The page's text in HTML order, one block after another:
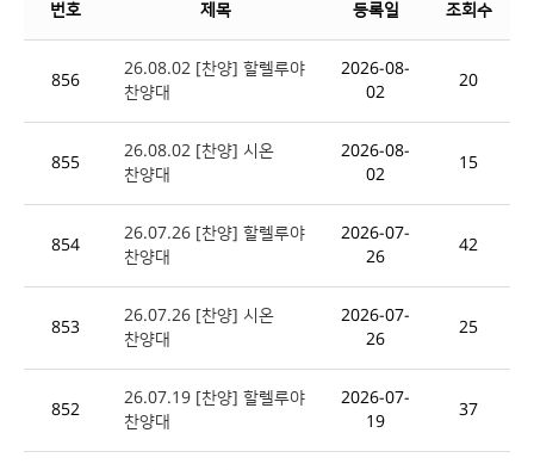
번호 제목 등록일 조회수
856
26.08.02 [찬양] 할렐루야
찬양대
2026-08-
02
20
855
26.08.02 [찬양] 시온
찬양대
2026-08-
02
15
854
26.07.26 [찬양] 할렐루야
찬양대
2026-07-
26
42
853
26.07.26 [찬양] 시온
찬양대
2026-07-
26
25
852
26.07.19 [찬양] 할렐루야
찬양대
2026-07-
19
37